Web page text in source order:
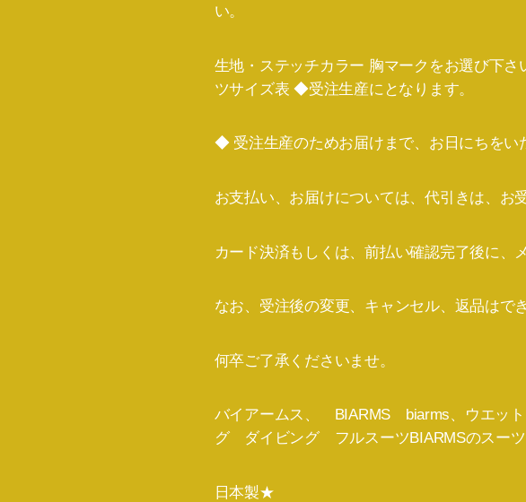
い。
生地・ステッチカラー 胸マークをお選び下
ツサイズ表 ◆受注生産にとなります。
◆ 受注生産のためお届けまで、お日にちをい
お支払い、お届けについては、代引きは、お
カード決済もしくは、前払い確認完了後に、
なお、受注後の変更、キャンセル、返品はで
何卒ご了承くださいませ。
バイアームス、 BIARMS biarms、ウエッ
グ ダイビング フルスーツBIARMSのスー
日本製★